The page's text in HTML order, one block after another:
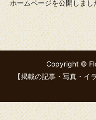
ホームページを公開しまし
Copyright ©
【掲載の記事・写真・イ